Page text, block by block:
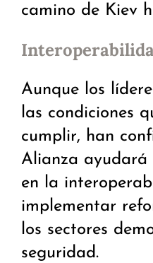
camino de Kiev
Aunque los
las condiciones
cumplir, han
Alianza
en la
implementar
los sectores
seguridad.